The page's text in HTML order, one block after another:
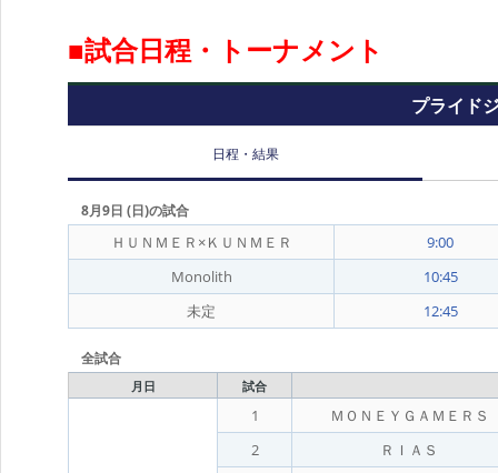
■試合日程・トーナメント
プライド
日程・結果
8月9日 (日)の試合
ＨＵＮＭＥＲ×ＫＵＮＭＥＲ
9:00
Monolith
10:45
未定
12:45
全試合
月日 試合
1
ＭＯＮＥＹＧＡＭＥＲＳ
2
ＲＩＡＳ